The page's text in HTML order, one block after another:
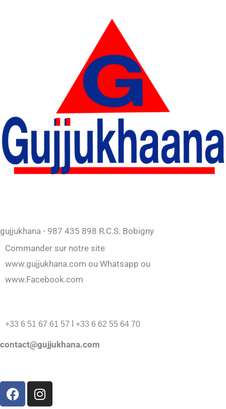
gujjukhana - 987 435 898 R.C.S. Bobigny
Commander sur notre site
www.gujjukhana.com ou Whatsapp ou
www.Facebook.com
+33 6 51 67 61 57 l +33 6 62 55 64 70
contact@gujjukhana.com
F
a
I
n